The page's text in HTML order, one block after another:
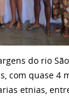
do rio
com quase 4
etnias,